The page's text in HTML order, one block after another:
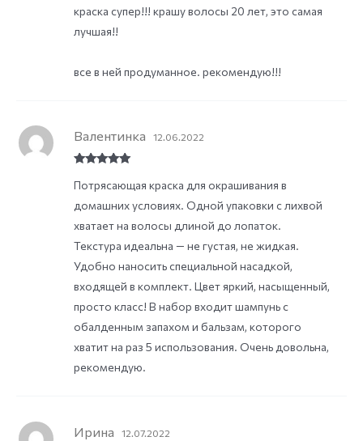
краска супер!!! крашу волосы 20 лет, это самая
лучшая!!
все в ней продуманное. рекомендую!!!
of 5
Валентинка 12.06.2022
Потрясающая краска для окрашивания в
домашних условиях. Одной упаковки с лихвой
хватает на волосы длиной до лопаток.
Текстура идеальна — не густая, не жидкая.
Удобно наносить специальной насадкой,
входящей в комплект. Цвет яркий, насыщенный,
просто класс! В набор входит шампунь с
обалденным запахом и бальзам, которого
хватит на раз 5 использования. Очень довольна,
рекомендую.
Ирина 12.07.2022